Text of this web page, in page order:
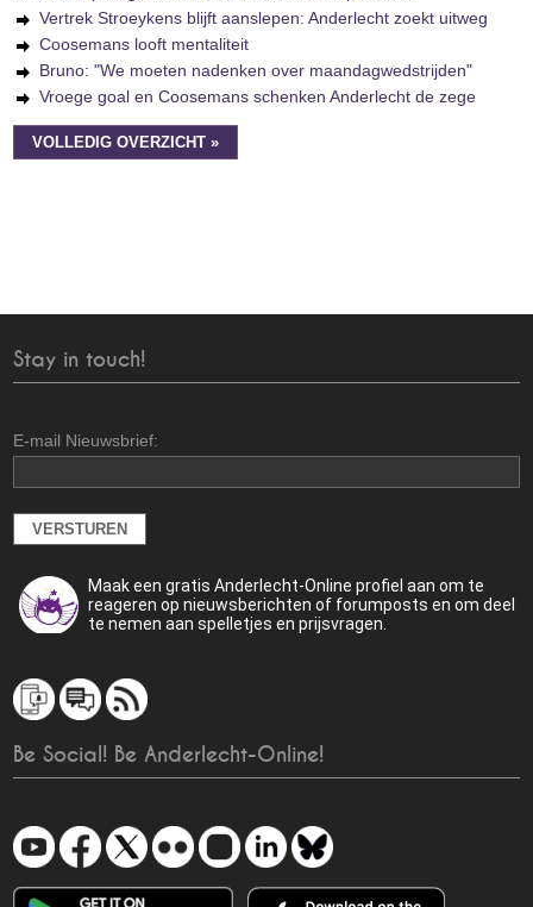
Vertrek Stroeykens blijft aanslepen: Anderlecht zoekt uitweg
Coosemans looft mentaliteit
Bruno: "We moeten nadenken over maandagwedstrijden"
Vroege goal en Coosemans schenken Anderlecht de zege
VOLLEDIG OVERZICHT »
Stay in touch!
E-mail Nieuwsbrief:
Maak een gratis Anderlecht-Online profiel aan om te
reageren op nieuwsberichten of forumposts en om deel
te nemen aan spelletjes en prijsvragen.
Be Social! Be Anderlecht-Online!